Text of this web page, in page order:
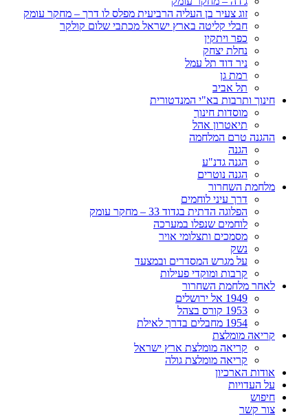
זוג צעיר בן העליה הרביעית מפלס לו דרך – מחקר עומק
חבלי קליטה בארץ ישראל מכתבי שלום קולקר
כפר ויתקין
נחלת יצחק
ניר דוד תל עמל
רמת גן
תל אביב
חינוך ותרבות בא"י המנדטורית
מוסדות חינוך
תיאטרון אהל
ההגנה טרם המלחמה
הגנה
הגנה גדנ"ע
הגנה נוטרים
מלחמת השחרור
דרך עיני לוחמים
הפלוגה הדתית בגדוד 33 – מחקר עומק
לוחמים שנפלו במערכה
מסמכים ותצלומי אויר
נשק
על מגרש המסדרים ובמצעד
קרבות ומוקדי פעילות
לאחר מלחמת השחרור
1949 אל ירושלים
1953 קורס בצהל
1954 מחבלים בדרך לאילת
קריאה מומלצת
קריאה מומלצת ארץ ישראל
קריאה מומלצת גולה
אודות הארכיון
על העדויות
חיפוש
צור קשר